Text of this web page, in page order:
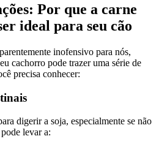
Por que a carne
ideal para seu cão
inofensivo para nós,
cachorro pode trazer uma série de
precisa conhecer:
digerir a soja, especialmente se não
levar a: